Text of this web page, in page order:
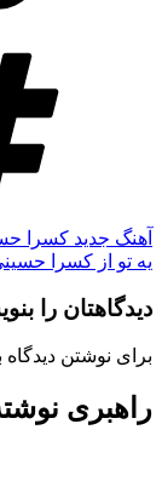
آهنگ جدید کسرا
یه تو از کسرا
دیدگاهتان را
برای نوشتن دیدگاه
راهبری